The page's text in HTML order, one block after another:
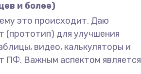
и более)
это происходит. Даю
(прототип) для улучшения
видео, калькуляторы и
ПФ. Важным аспектом является